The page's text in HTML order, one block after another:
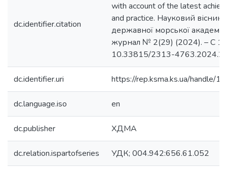
dc.identifier.citation
with account of the latest
and practice. Науковий вісник
державної морської
журнал № 2(29) (2024). – С
10.33815/2313-
dc.identifier.uri https://rep.ksma.ks.ua/handle/
dc.language.iso en
dc.publisher ХДМА
dc.relation.ispartofseries УДК; 004.942:656.61.052